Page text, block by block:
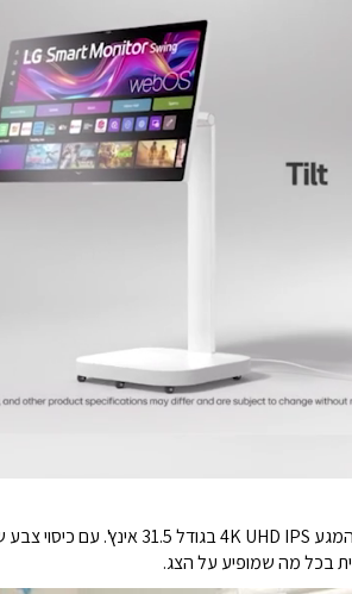
בכל מה שמופיע על הצג.